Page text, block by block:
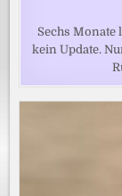
Sechs Monate
kein Update.